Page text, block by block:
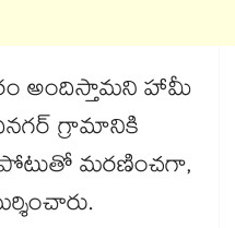
అందిస్తామని హామీ
గ్రామానికి
మరణించగా,